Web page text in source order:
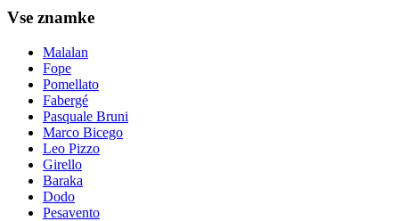
Vse znamke
Malalan
Fope
Pomellato
Fabergé
Pasquale Bruni
Marco Bicego
Leo Pizzo
Girello
Baraka
Dodo
Pesavento